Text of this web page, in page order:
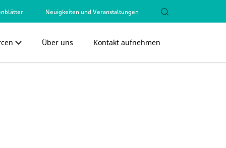
Neuigkeiten und Veranstaltungen
Über uns Kontakt aufnehmen